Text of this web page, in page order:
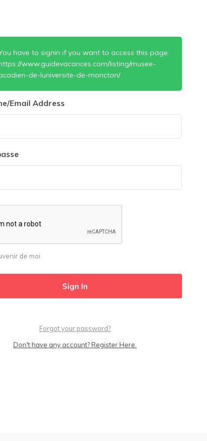
have to signin if you want to access this page.
www.guidevacances.com/listing/musee-
de-luniversite-de-moncton/
Email Address
de moi
Forgot your password?
Don't have any account? Register Here.